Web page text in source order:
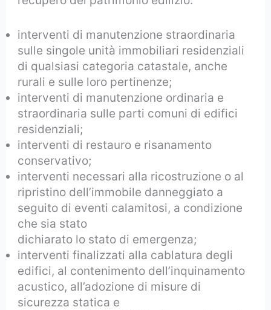
interventi di manutenzione straordinaria
sulle singole unità immobiliari residenziali
di qualsiasi categoria catastale, anche
rurali e sulle loro pertinenze;
interventi di manutenzione ordinaria e
straordinaria sulle parti comuni di edifici
residenziali;
interventi di restauro e risanamento
conservativo;
interventi necessari alla ricostruzione o al
ripristino dell’immobile danneggiato a
seguito di eventi calamitosi, a condizione
che sia stato
dichiarato lo stato di emergenza;
interventi finalizzati alla cablatura degli
edifici, al contenimento dell’inquinamento
acustico, all’adozione di misure di
sicurezza statica e